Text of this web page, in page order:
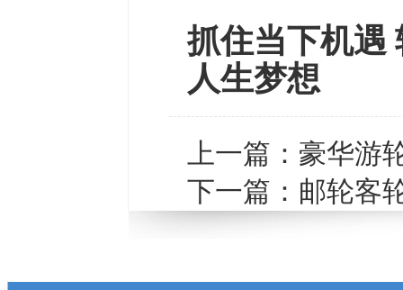
抓住当下机遇
人生梦想
上一篇： 豪华游
下一篇： 邮轮客